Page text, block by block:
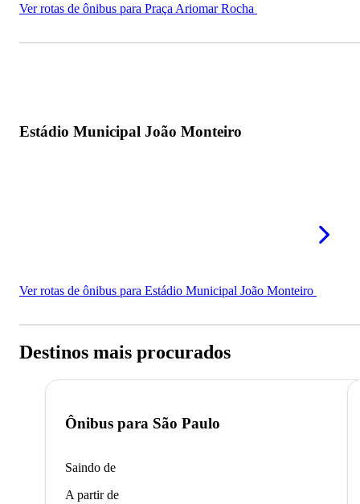
Ver rotas de ônibus para Praça Ariomar Rocha
Estádio Municipal João Monteiro
Ver rotas de ônibus para Estádio Municipal João Monteiro
Destinos mais procurados
Ônibus para São Paulo
Saindo de
A partir de